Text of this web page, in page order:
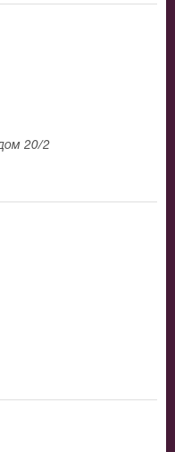
20/2